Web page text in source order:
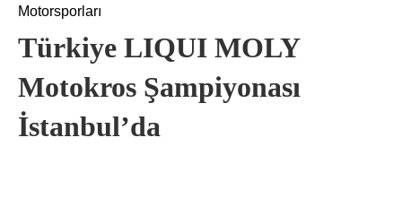
Motorsporları
Türkiye LIQUI MOLY
Motokros Şampiyonası
İstanbul’da